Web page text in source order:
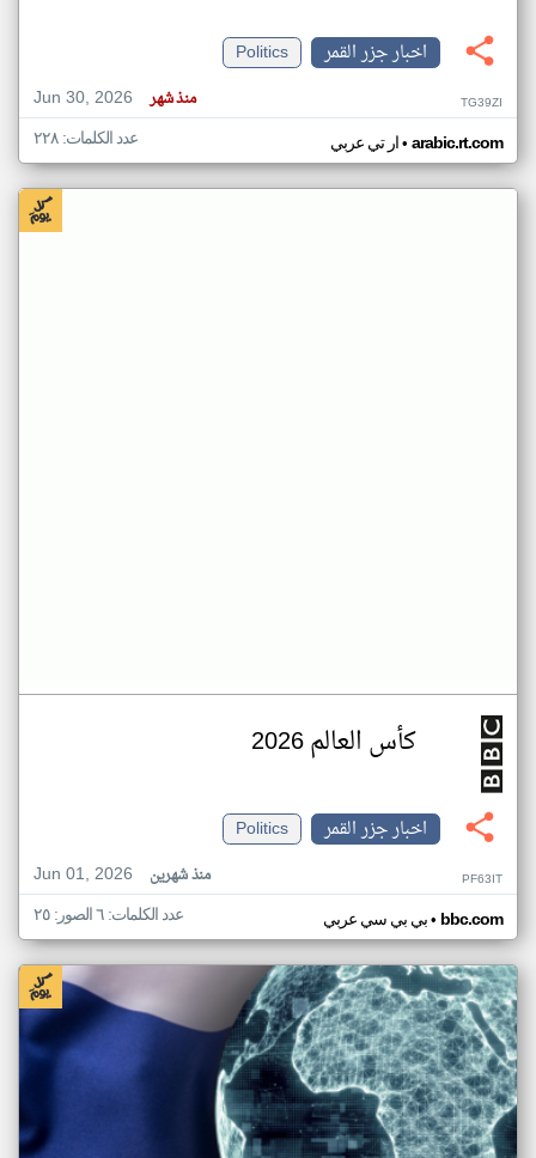
اخبار جزر القمر
Politics
Jun 30, 2026
منذ شهر TG39ZI
ار تي عربي• arabic.rt.com عدد الكلمات: ٢٢٨
كأس العالم 2026
اخبار جزر القمر
Politics
Jun 01, 2026
منذ شهرين PF63IT
بي بي سي عربي• bbc.com عدد الكلمات: ٦ الصور: ٢٥